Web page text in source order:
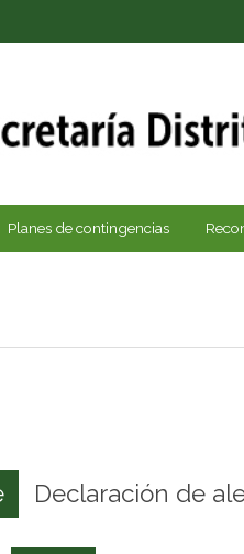
Planes de contingencias
Declaración de